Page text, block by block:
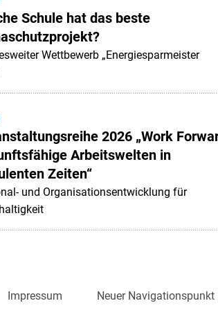
Schule hat das beste
Wettbewerb „Energiesparmeister
2026 „Work
Arbeitswelten in
Zeiten“
und Organisationsentwicklung für
Impressum Neuer Navigationspunkt